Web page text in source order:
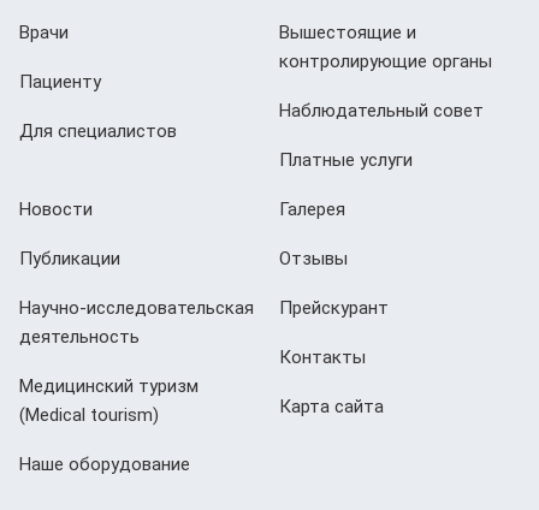
Врачи
Пациенту
Для специалистов
Вышестоящие и
контролирующие органы
Наблюдательный совет
Платные услуги
Новости
Публикации
Научно-исследовательская
деятельность
Медицинский туризм
(Мedical tourism)
Наше оборудование
Галерея
Отзывы
Прейскурант
Контакты
Карта сайта